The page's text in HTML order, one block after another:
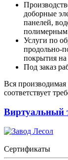
доборные
панелей,
Услуги по
продольно-
покрытия
Под заказ
Вся
соответствует
Виртуальный
Сертификаты